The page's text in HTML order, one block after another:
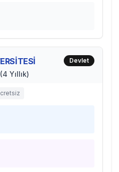
Yıllık)
Devlet